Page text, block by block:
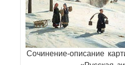
Сочинение-описание